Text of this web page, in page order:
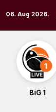
to
content
06. Aug 2026.
BiG 1